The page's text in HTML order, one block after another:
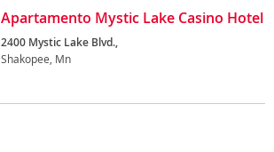
Apartamento Mystic Lake Casino Hotel
2400 Mystic Lake Blvd.,
Shakopee, Mn